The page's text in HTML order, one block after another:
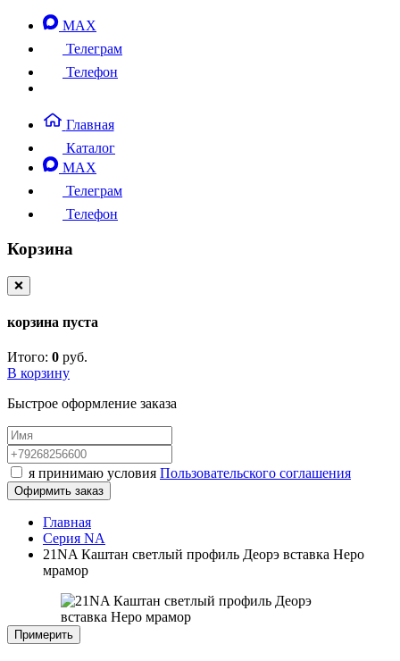
MAX
Телеграм
Телефон
Главная
Каталог
MAX
Телеграм
Телефон
Корзина
❌
корзина пуста
Итого: 0 руб.
В корзину
Быстрое оформление заказа
я принимаю условия Пользовательского соглашения
Офирмить заказ
Главная
Серия NA
21NA Каштан светлый профиль Деорэ вставка Неро
мрамор
Примерить